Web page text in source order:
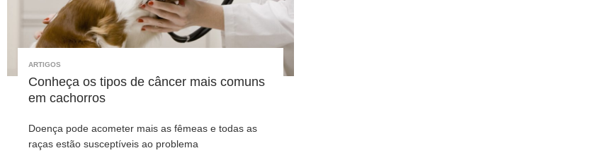
ARTIGOS
Conheça os tipos de câncer mais comuns
em cachorros
Doença pode acometer mais as fêmeas e todas as
raças estão susceptíveis ao problema